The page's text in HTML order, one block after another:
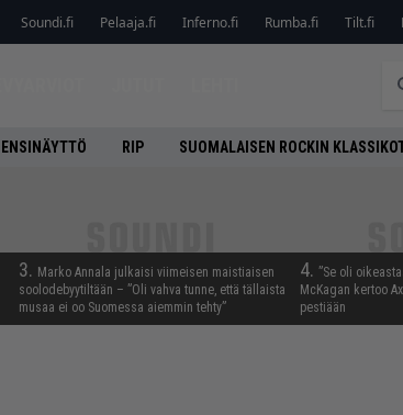
Soundi.fi Pelaaja.fi Inferno.fi Rumba.fi Tilt.fi
ENSINÄYTTÖ RIP SUOMALAISEN ROCKIN
3. Marko Annala julkaisi viimeisen maistiaisen
soolodebyytiltään – ”Oli vahva tunne, että tällaista
musaa ei oo Suomessa aiemmin tehty”
4. ”Se oli
McKagan kertoo
pestiään